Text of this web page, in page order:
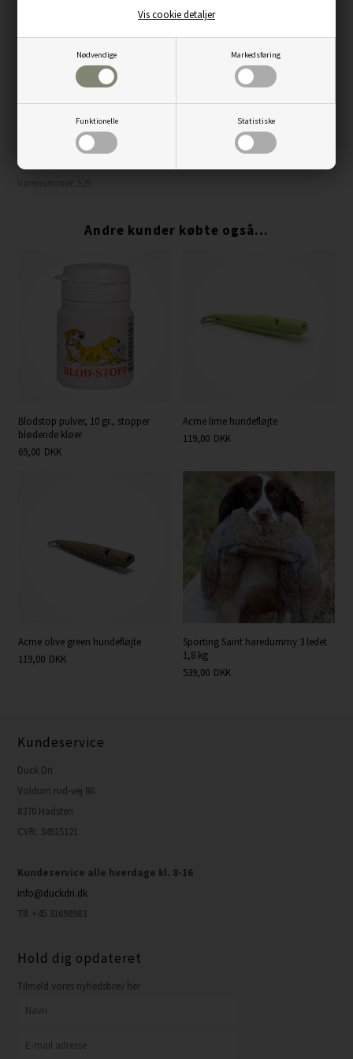
Nødvendige Markedsføring
Funktionelle Statistiske
Vis cookie detaljer
110 x 52 x 29 mm
Vægt: 61 g (uden batteri)
Batteri: CR2 3V
Batteriets levetid: Op til 12 måneder
Andre kunder købte også...
Blodstop pulver, 10 gr., stopper
blødende kløer
69,00 DKK
Acme lime hundefløjte
119,00 DKK
Acme olive green hundefløjte
119,00 DKK
Sporting Saint haredummy 3 ledet
1,8 kg
539,00 DKK
Kundeservice
Duck Dri
Voldum rud-vej 86
8370 Hadsten
CVR: 34915121
Kundeservice alle hverdage kl. 8-16
info@duckdri.dk
Tlf. +45 31698983
Hold dig opdateret
Tilmeld vores nyhedsbrev her